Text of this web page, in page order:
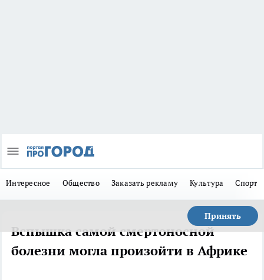
Интересное Общество Заказать рекламу Культура Спорт
Принять
Вспышка самой смертоносной
болезни могла произойти в Африке